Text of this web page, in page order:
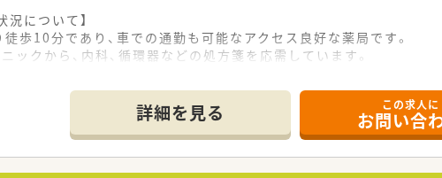
スメ＞
つつ、OTCも学べる環境に身を置きたい方
わせて長く働きたい方
況について】
歩10分であり、車での通勤も可能なアクセス良好な薬局です。
ックから、内科、循環器などの処方箋を応需しています。
の維持・強化を目的とした、正社員募集となります。
ニケーションを大切にし、丁寧な服薬指導ができる方を歓迎します
タッフと協力して働きやすい職場作りができる方を求めています。
詳細を見る この求人に
お問い合